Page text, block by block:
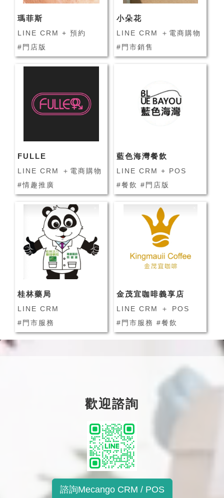
瑪菲斯
LINE CRM + 預約
#門店版
小朵花
LINE CRM ＋電商購物
#門市銷售
FULLE
LINE CRM ＋電商購物
#情趣推廣
藍色海灣餐飲
LINE CRM + POS
#餐飲 #門店版
桂林藥局
LINE CRM
#門市服務
金茂宜咖啡義享店
LINE CRM ＋ POS
#門市服務 #餐飲
歡迎諮詢
諮詢Mecango CRM / POS